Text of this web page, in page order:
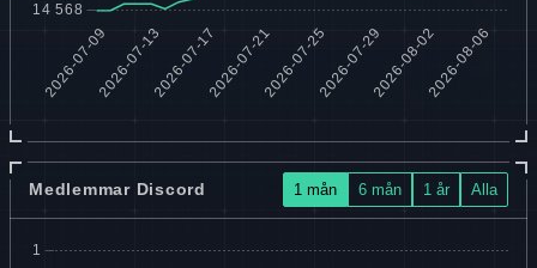
Medlemmar Discord 1 mån 6 mån 1 år Alla